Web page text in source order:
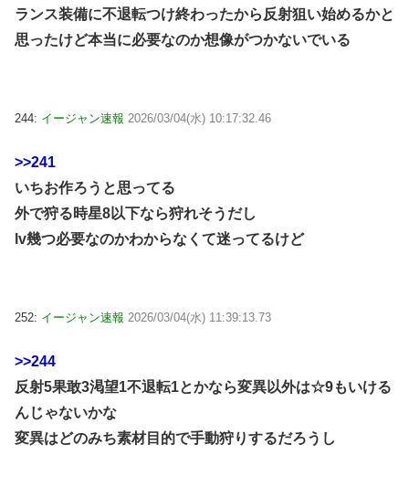
ランス装備に不退転つけ終わったから反射狙い始めるかと
思ったけど本当に必要なのか想像がつかないでいる
244: イージャン速報 2026/03/04(水) 10:17:32.46
>>241
いちお作ろうと思ってる
外で狩る時星8以下なら狩れそうだし
lv幾つ必要なのかわからなくて迷ってるけど
252: イージャン速報 2026/03/04(水) 11:39:13.73
>>244
反射5果敢3渇望1不退転1とかなら変異以外は☆9もいける
んじゃないかな
変異はどのみち素材目的で手動狩りするだろうし